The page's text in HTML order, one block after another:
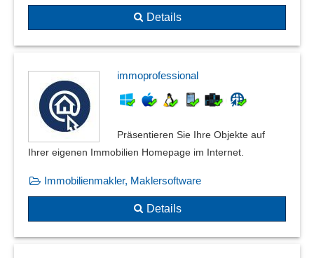
Details
immoprofessional
Präsentieren Sie Ihre Objekte auf
Ihrer eigenen Immobilien Homepage im Internet.
Immobilienmakler, Maklersoftware
Details